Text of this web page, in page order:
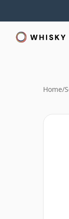
Home/